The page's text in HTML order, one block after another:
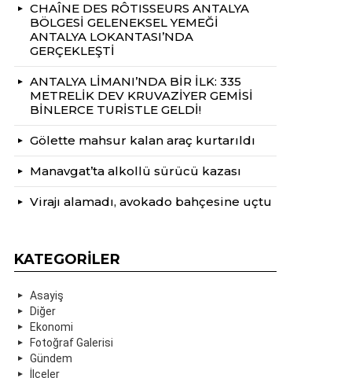
CHAÎNE DES RÔTISSEURS ANTALYA
BÖLGESİ GELENEKSEL YEMEĞİ
ANTALYA LOKANTASI’NDA
GERÇEKLEŞTİ
ANTALYA LİMANI’NDA BİR İLK: 335
METRELİK DEV KRUVAZİYER GEMİSİ
BİNLERCE TURİSTLE GELDİ!
Gölette mahsur kalan araç kurtarıldı
Manavgat’ta alkollü sürücü kazası
Virajı alamadı, avokado bahçesine uçtu
KATEGORILER
Asayiş
Diğer
Ekonomi
Fotoğraf Galerisi
Gündem
İlçeler